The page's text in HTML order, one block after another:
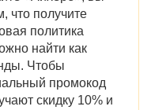
что получите
политика
найти как
Чтобы
промокод
скидку 10% и